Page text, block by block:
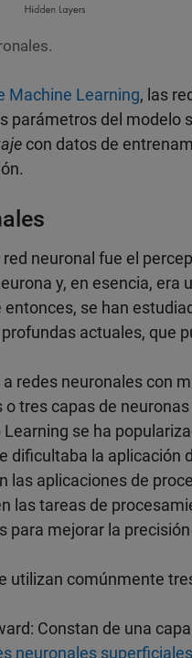
Machine Learning, las
parámetros del modelo
con datos de
neuronal fue el
y, en esencia,
se han
actuales, que
redes neuronales con
tres capas de
se ha
dificultaba la aplicación
las aplicaciones de
las tareas de
para mejorar la
utilizan comúnmente
Constan de una
neuronales superficiales